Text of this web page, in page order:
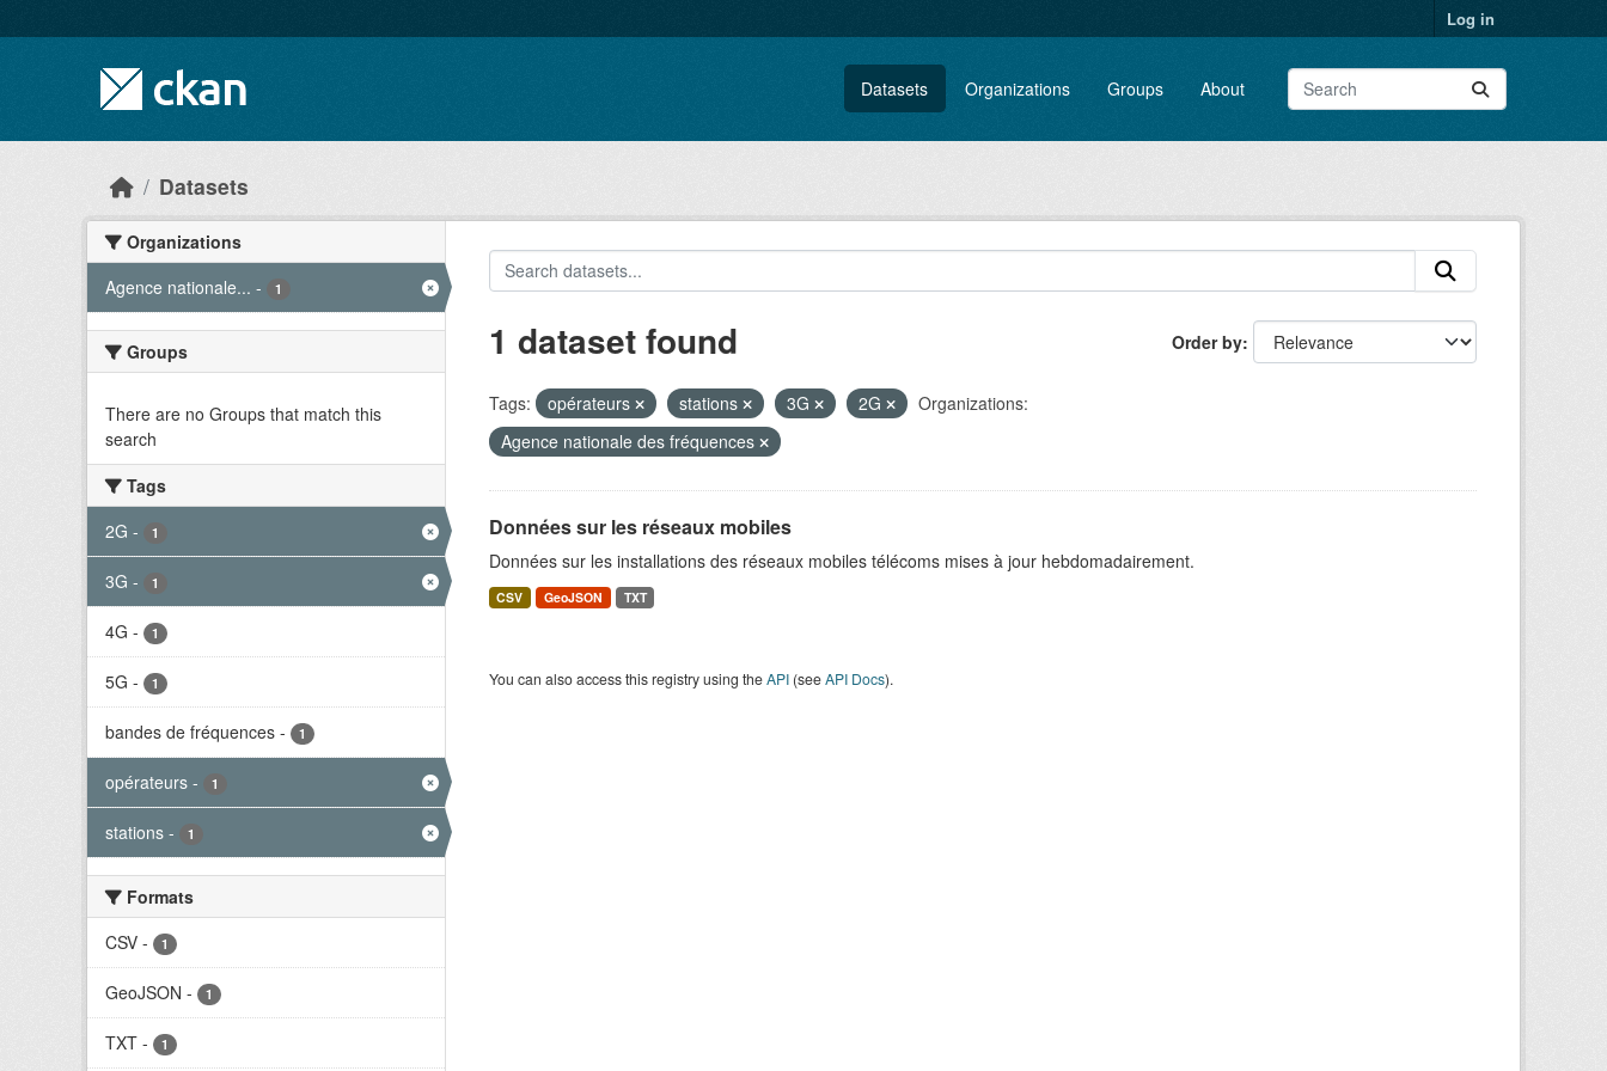
Log in
Datasets Organizations Groups About
Datasets
Organizations
Agence nationale... - 1
Groups
There are no Groups that match this
search
Tags
2G - 1
3G - 1
4G - 1
5G - 1
bandes de fréquences - 1
opérateurs - 1
stations - 1
Formats
CSV - 1
GeoJSON - 1
TXT - 1
Order by
1 dataset found
Tags: opérateurs stations 3G 2G
Organizations:
Agence nationale des fréquences
Données sur les réseaux mobiles
Données sur les installations des réseaux mobiles télécoms mises à jour hebdomadairement.
CSV GeoJSON TXT
You can also access this registry using theAPI(seeAPI Docs).